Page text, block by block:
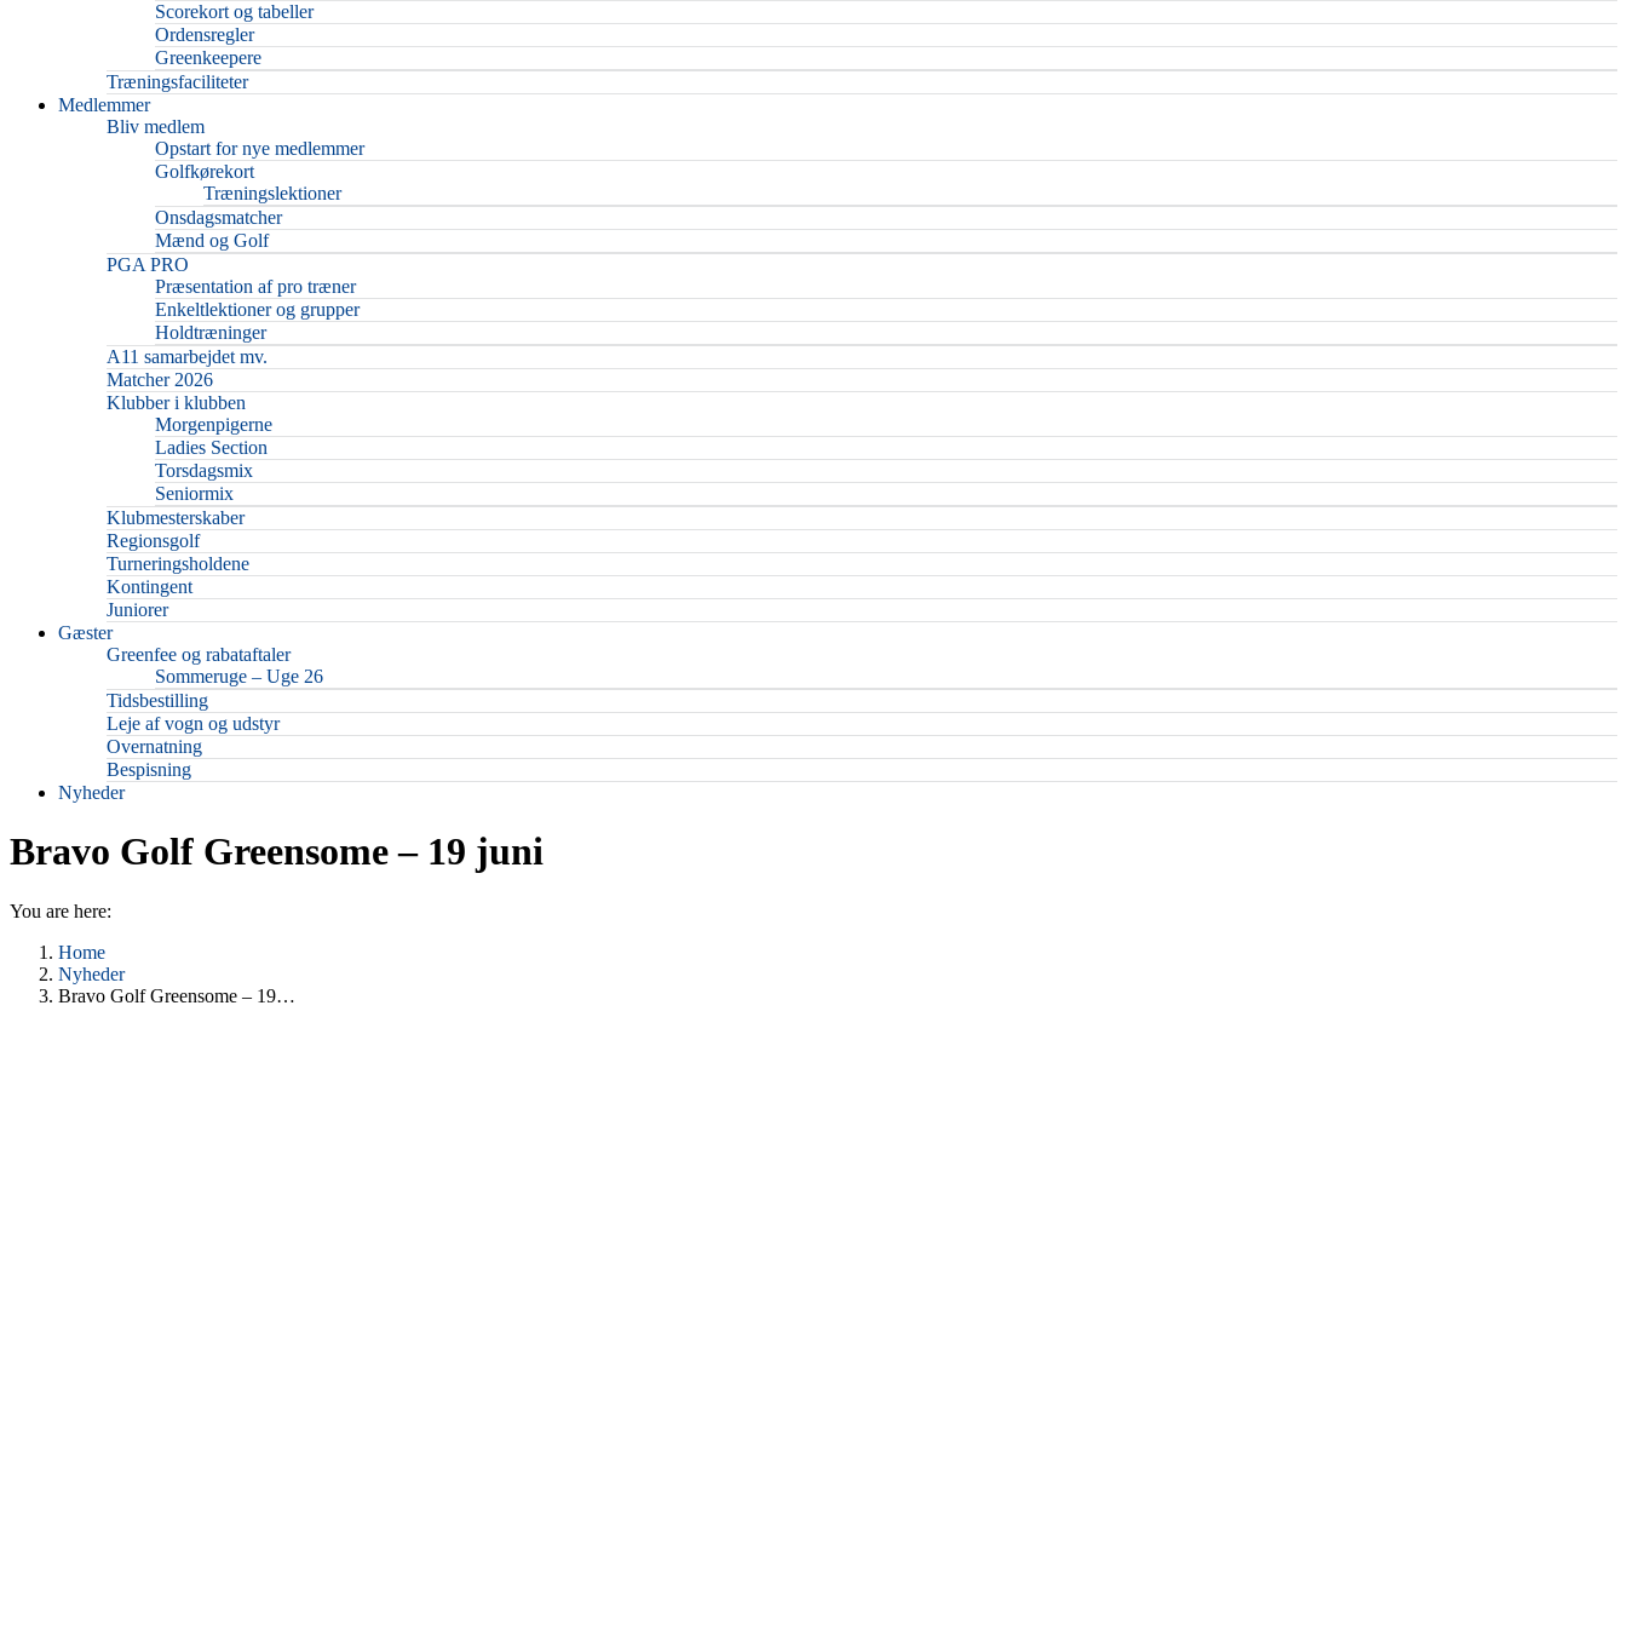
Scorekort og tabeller
Ordensregler
Greenkeepere
Træningsfaciliteter
Medlemmer
Bliv medlem
Opstart for nye medlemmer
Golfkørekort
Træningslektioner
Onsdagsmatcher
Mænd og Golf
PGA PRO
Præsentation af pro træner
Enkeltlektioner og grupper
Holdtræninger
A11 samarbejdet mv.
Matcher 2026
Klubber i klubben
Morgenpigerne
Ladies Section
Torsdagsmix
Seniormix
Klubmesterskaber
Regionsgolf
Turneringsholdene
Kontingent
Juniorer
Gæster
Greenfee og rabataftaler
Sommeruge – Uge 26
Tidsbestilling
Leje af vogn og udstyr
Overnatning
Bespisning
Nyheder
Bravo Golf Greensome – 19 juni
You are here:
Home
Nyheder
Bravo Golf Greensome – 19…